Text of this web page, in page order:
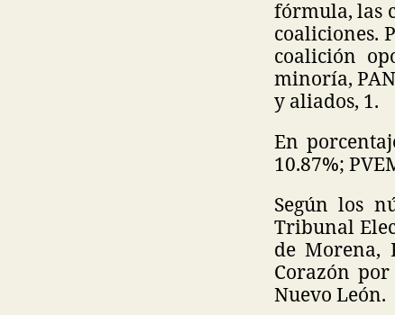
fórmula, las
coaliciones.
coalición
minoría,
y aliados, 1.
En
10.87%;
Según los
Tribunal
de Morena,
Corazón
Nuevo León.